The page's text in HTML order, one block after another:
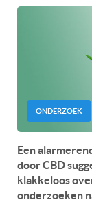
ONDERZOEK
Een
door CBD
klakkeloos
onderzoeken